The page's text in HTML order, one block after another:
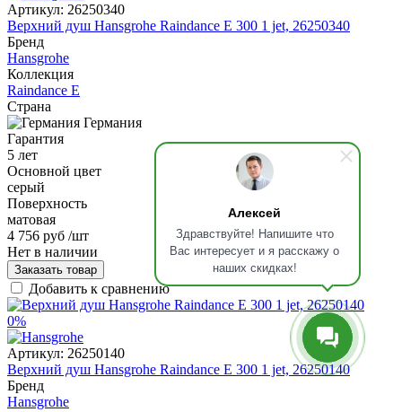
Алексей
Здравствуйте! Напишите что
Вас интересует и я расскажу о
наших скидках!
Артикул: 26250340
Верхний душ Hansgrohe Raindance Е 300 1 jet, 26250340
Бренд
Hansgrohe
Коллекция
Raindance E
Страна
Германия
Гарантия
5 лет
Основной цвет
серый
Поверхность
матовая
4 756 руб /шт
Нет в наличии
Заказать товар
Добавить к сравнению
0%
Артикул: 26250140
Верхний душ Hansgrohe Raindance Е 300 1 jet, 26250140
Бренд
Hansgrohe